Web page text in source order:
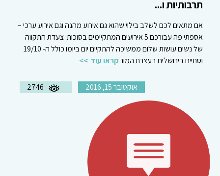
תרבותיות ו...
אם מתאים לכם לשלב בילוי שהוא גם אירוע מהנה וגם אירוע ערכי –
אספתי פה עבורכם 5 אירועים המתקיימים בסוכות: צעדת התקווה
של נשים עושות שלום ממשיכה להתקיים יום ביומו כולל ה- 19/10
וסתיים בירושלים בעצרת המונ קראו עוד
אוקטובר 15, 2016 2746